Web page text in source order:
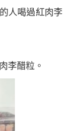
人喝過紅肉李
李醋粒。